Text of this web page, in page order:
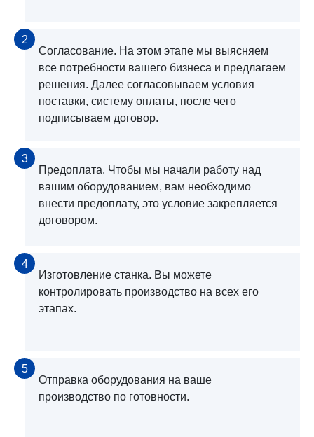
2
Согласование. На этом этапе мы выясняем
все потребности вашего бизнеса и предлагаем
решения. Далее согласовываем условия
поставки, систему оплаты, после чего
подписываем договор.
3
Предоплата. Чтобы мы начали работу над
вашим оборудованием, вам необходимо
внести предоплату, это условие закрепляется
договором.
4
Изготовление станка. Вы можете
контролировать производство на всех его
этапах.
5
Отправка оборудования на ваше
производство по готовности.